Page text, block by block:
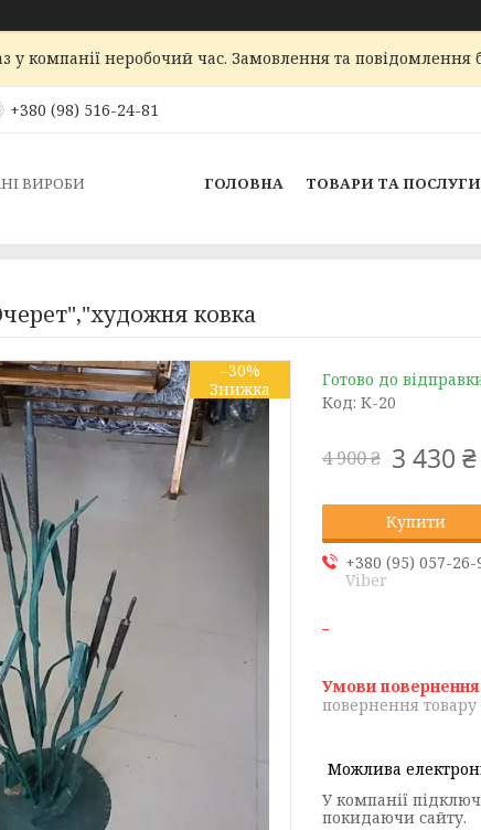
у компанії неробочий час. Замовлення та повідомлення
+380 (98) 516-24-81
ВИРОБИ ГОЛОВНА ТОВАРИ ТА ПОСЛУГИ
ковка
–30%
Готово до
Код: К-20
4 900 ₴ 3 430 ₴
Купити
+380 (95) 057-26-
Viber
повернення
У компанії
покидаючи сайту.